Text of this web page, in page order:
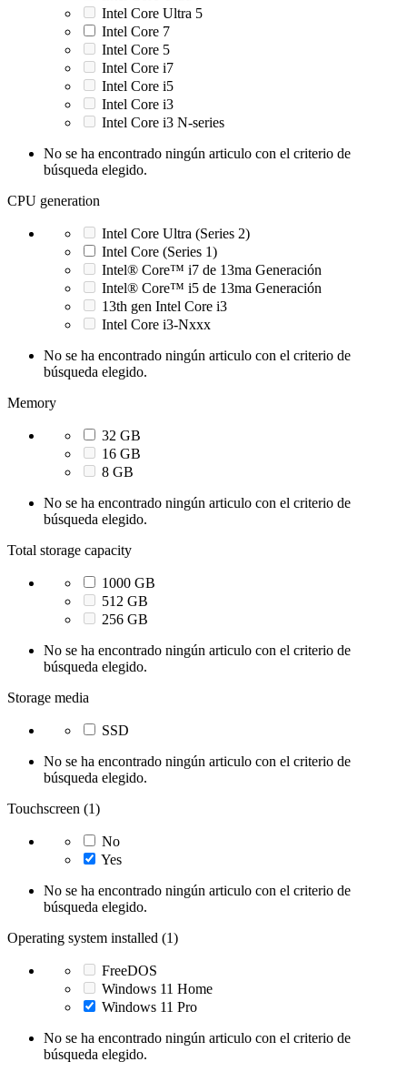
Intel Core Ultra 5
Intel Core 7
Intel Core 5
Intel Core i7
Intel Core i5
Intel Core i3
Intel Core i3 N-series
No se ha encontrado ningún articulo con el criterio de
búsqueda elegido.
CPU generation
Intel Core Ultra (Series 2)
Intel Core (Series 1)
Intel® Core™ i7 de 13ma Generación
Intel® Core™ i5 de 13ma Generación
13th gen Intel Core i3
Intel Core i3-Nxxx
No se ha encontrado ningún articulo con el criterio de
búsqueda elegido.
Memory
32 GB
16 GB
8 GB
No se ha encontrado ningún articulo con el criterio de
búsqueda elegido.
Total storage capacity
1000 GB
512 GB
256 GB
No se ha encontrado ningún articulo con el criterio de
búsqueda elegido.
Storage media
SSD
No se ha encontrado ningún articulo con el criterio de
búsqueda elegido.
Touchscreen (1)
No
Yes
No se ha encontrado ningún articulo con el criterio de
búsqueda elegido.
Operating system installed (1)
FreeDOS
Windows 11 Home
Windows 11 Pro
No se ha encontrado ningún articulo con el criterio de
búsqueda elegido.